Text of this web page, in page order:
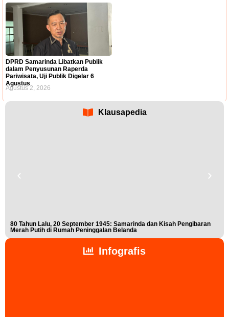
DPRD Samarinda Libatkan Publik
dalam Penyusunan Raperda
Pariwisata, Uji Publik Digelar 6
Agustus
Agustus 2, 2026
Klausapedia
80 Tahun Lalu, 20 September 1945: Samarinda dan Kisah Pengibaran
Merah Putih di Rumah Peninggalan Belanda
Infografis